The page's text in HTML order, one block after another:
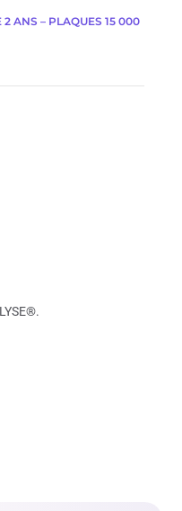
ANS – PLAQUES 15 000